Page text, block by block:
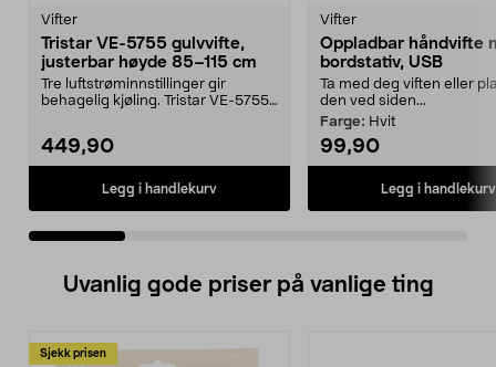
Vifter
Tristar VE-5755 gulvvifte,
justerbar høyde 85–115 cm
Tre luftstrøminnstillinger gir
behagelig kjøling. Tristar VE-5755
449,90
Legg i handlekurv
Vifter
Oppladbar håndvifte
bordstativ, USB
Ta med deg viften eller
den ved siden...
Farge: Hvit
99,90
Legg i handlekurv
Uvanlig gode priser på vanlige ting
Sjekk prisen